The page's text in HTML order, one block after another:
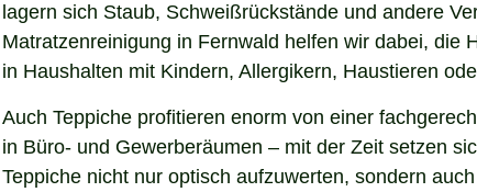
lagern sich Staub, Schweißrückstände und andere
Matratzenreinigung in Fernwald helfen wir dabei, die
in Haushalten mit Kindern, Allergikern, Haustieren
Auch Teppiche profitieren enorm von einer
in Büro- und Gewerberäumen – mit der Zeit setzen
Teppiche nicht nur optisch aufzuwerten, sondern